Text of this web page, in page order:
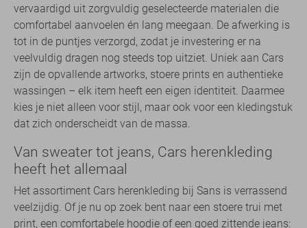
vervaardigd uit zorgvuldig geselecteerde materialen die
comfortabel aanvoelen én lang meegaan. De afwerking is
tot in de puntjes verzorgd, zodat je investering er na
veelvuldig dragen nog steeds top uitziet. Uniek aan Cars
zijn de opvallende artworks, stoere prints en authentieke
wassingen – elk item heeft een eigen identiteit. Daarmee
kies je niet alleen voor stijl, maar ook voor een kledingstuk
dat zich onderscheidt van de massa.
Van sweater tot jeans, Cars herenkleding
heeft het allemaal
Het assortiment Cars herenkleding bij Sans is verrassend
veelzijdig. Of je nu op zoek bent naar een stoere trui met
print, een comfortabele hoodie of een goed zittende jeans: